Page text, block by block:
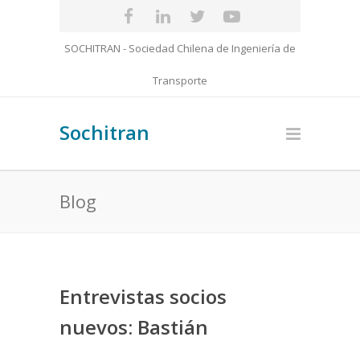
SOCHITRAN - Sociedad Chilena de Ingeniería de
Transporte
Sochitran
Blog
Entrevistas socios
nuevos: Bastián